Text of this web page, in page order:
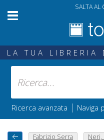
SALTA AL
LA TUA LIBRERIA
Ricerca avanzata | Naviga
Fabrizio Serra Neri,